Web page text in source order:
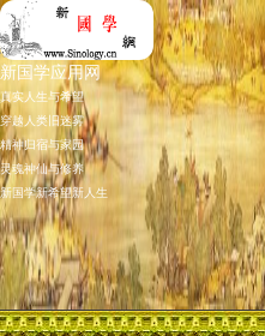
新国学应用网
真实人生与希望
穿越人类旧迷雾
精神归宿与家园
灵魂神仙与修养
新国学新希望新人生